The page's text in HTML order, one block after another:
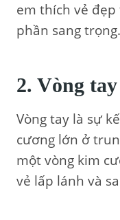
em thích vẻ
phần sang trọng.
2. Vòng
Vòng tay là sự
cương lớn ở
một vòng kim
vẻ lấp lánh và